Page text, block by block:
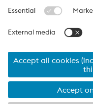
Protección de datos
Cookie settings
Language